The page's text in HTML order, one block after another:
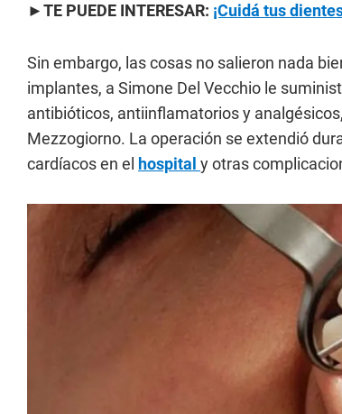
►TE PUEDE INTERESAR: ¡Cuidá tus
Sin embargo, las cosas no salieron nada
implantes, a Simone Del Vecchio le
antibióticos, antiinflamatorios y
Mezzogiorno. La operación se extendió
cardíacos en el hospital y otras